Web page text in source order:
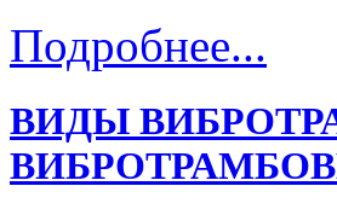
Подробнее...
ВИДЫ